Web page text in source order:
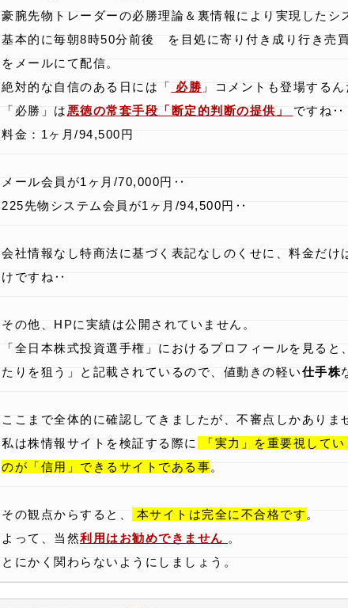
豪腕先物トレーダーの必勝理論＆裏情報により実現したシ
基本的に毎朝8時50分前後 を目処に寄り付き成り行き売
をメールにて配信。
絶対的な自信のある日には「 必勝 」コメントも登場する
「必勝」は 悪徳の常套手段「断定的判断の提供」 ですね‥
料金：1ヶ月/94,500円
メール会員が1ヶ月/70,000円‥
225先物システム会員が1ヶ月/94,500円‥
会社情報なし特商法に基づく表記なしのくせに、料金だけ
けですね‥
その他、HPに実績は公開されていません。
「全日本株式投資選手権」におけるプロフィールを見ると
たりを狙う」と記載されているので、値動きの軽い仕手株
ここまで全体的に確認してきましたが、不審点しかありま
私は株情報サイトを検証する際に
「実力」を重要視して
のが「信用」できるサイトである事。
その観点からすると、 本サイトは完全に不合格です 。
よって、当然利用はお勧めできません 。
とにかく関わらないようにしましょう。